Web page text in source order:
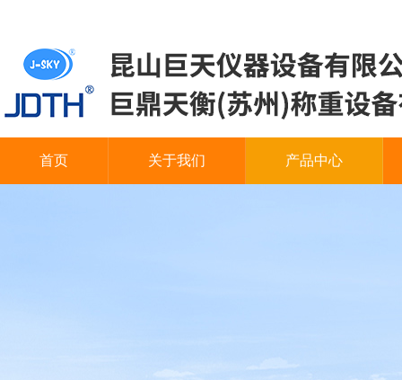
首页 关于我们 产品中心